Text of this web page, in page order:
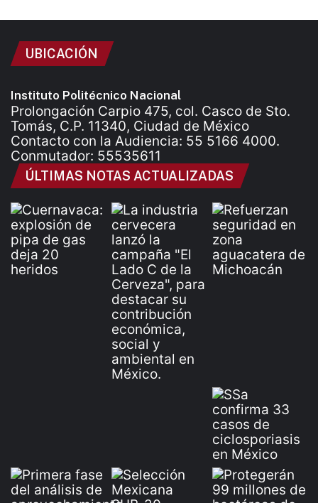
UBICACIÓN
Instituto Politécnico Nacional
Prolongación Carpio 475, col. Casco de Sto.
Tomás, C.P. 11340, Ciudad de México
Contacto con la Audiencia: 55 5166 4000.
Conmutador: 55535611
ÚLTIMAS NOTAS ACTUALIZADAS